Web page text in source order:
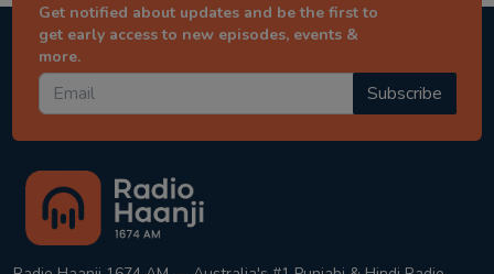
Get notified about updates and be the first to
get early access to new episodes, events &
more.
Subscribe